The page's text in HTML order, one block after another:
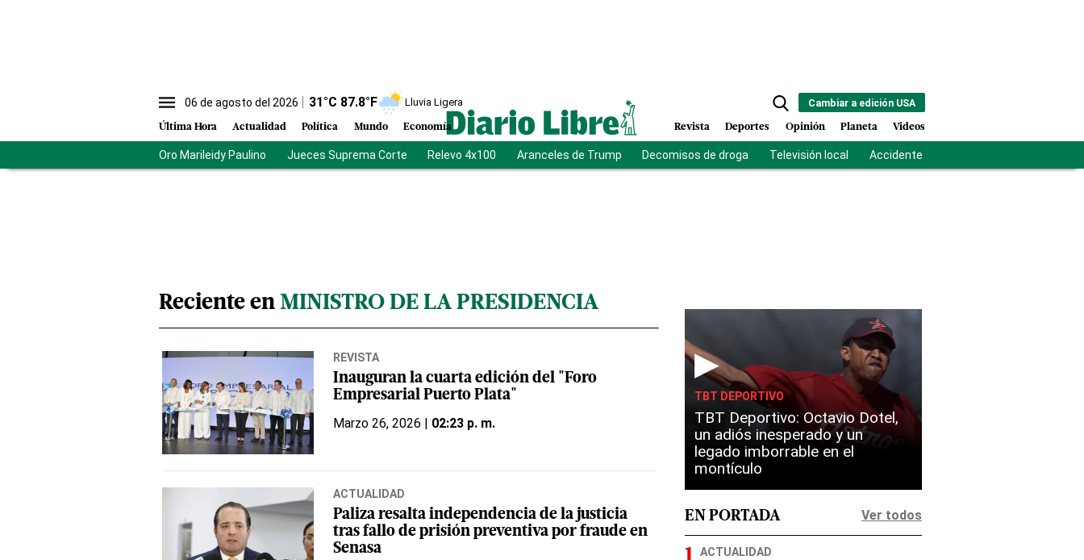
06 de agosto del 2026 31 °C 87.8°F Lluvia Ligera
Última Hora Actualidad Política Mundo Economía
Cambiar a edición USA
Revista Deportes Opinión Planeta Videos
Oro Marileidy Paulino Jueces Suprema Corte Relevo 4x100 Aranceles de Trump Decomisos de droga Televisión local Accidente Los Ríos
Reciente en MINISTRO DE LA PRESIDENCIA
REVISTA
Inauguran la cuarta edición del "Foro
Empresarial Puerto Plata"
Marzo 26, 2026 | 02:23 p. m.
ACTUALIDAD
Paliza resalta independencia de la justicia
tras fallo de prisión preventiva por fraude en
Senasa
▶
TBT DEPORTIVO
TBT Deportivo: Octavio Dotel,
un adiós inesperado y un
legado imborrable en el
montículo
EN PORTADA Ver todos
ACTUALIDAD